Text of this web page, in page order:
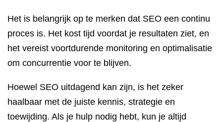
Het is belangrijk op te merken dat SEO een continu
proces is. Het kost tijd voordat je resultaten ziet, en
het vereist voortdurende monitoring en optimalisatie
om concurrentie voor te blijven.
Hoewel SEO uitdagend kan zijn, is het zeker
haalbaar met de juiste kennis, strategie en
toewijding. Als je hulp nodig hebt, kun je altijd